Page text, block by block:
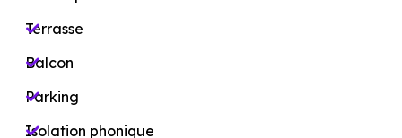
Terrasse
Balcon
Parking
Isolation phonique